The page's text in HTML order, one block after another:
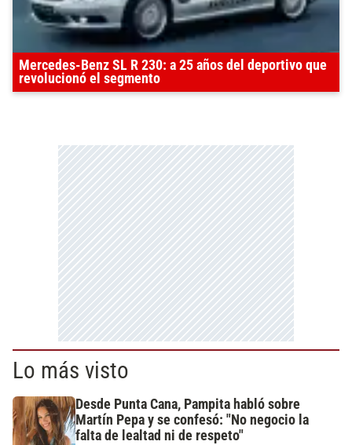
Mercedes-Benz SL R 230: a 25 años del deportivo que
revolucionó el segmento
Lo más visto
Desde Punta Cana, Pampita habló sobre
Martín Pepa y se confesó: "No negocio la
falta de lealtad ni de respeto"